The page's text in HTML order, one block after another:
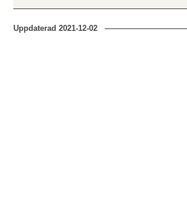
Uppdaterad2021-12-02